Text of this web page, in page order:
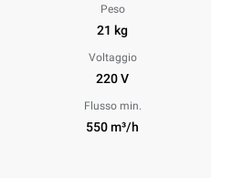
Peso
21 kg
Voltaggio
220 V
Flusso min.
550 m³/h